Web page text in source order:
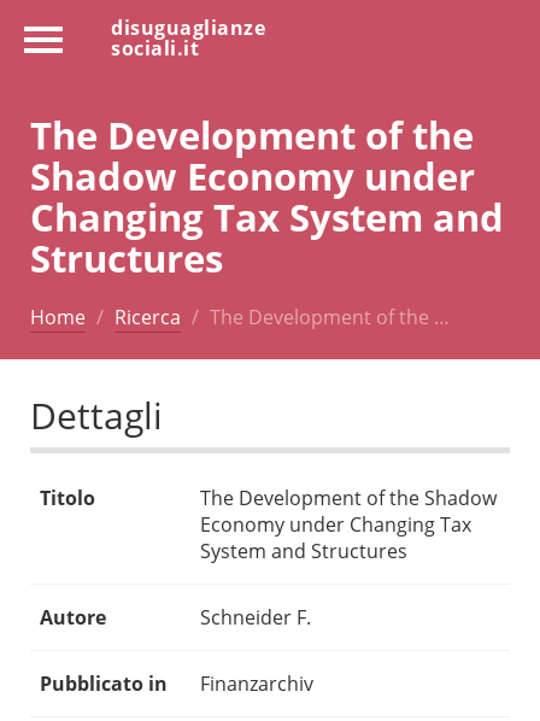
disuguaglianze
sociali.it
The Development of the
Shadow Economy under
Changing Tax System and
Structures
Home Ricerca The Development of the …
Dettagli
Titolo
The Development of the Shadow
Economy under Changing Tax
System and Structures
Autore Schneider F.
Pubblicato in Finanzarchiv